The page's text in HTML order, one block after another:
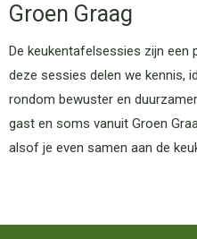
Groen Graag
De keukentafelsessies zijn een
deze sessies delen we kennis,
rondom bewuster en
gast en soms vanuit Groen
alsof je even samen aan de